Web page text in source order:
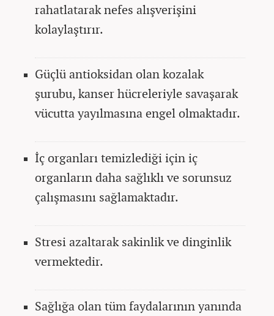
rahatlatarak nefes alışverişini
kolaylaştırır.
Güçlü antioksidan olan kozalak
şurubu, kanser hücreleriyle savaşarak
vücutta yayılmasına engel olmaktadır.
İç organları temizlediği için iç
organların daha sağlıklı ve sorunsuz
çalışmasını sağlamaktadır.
Stresi azaltarak sakinlik ve dinginlik
vermektedir.
Sağlığa olan tüm faydalarının yanında